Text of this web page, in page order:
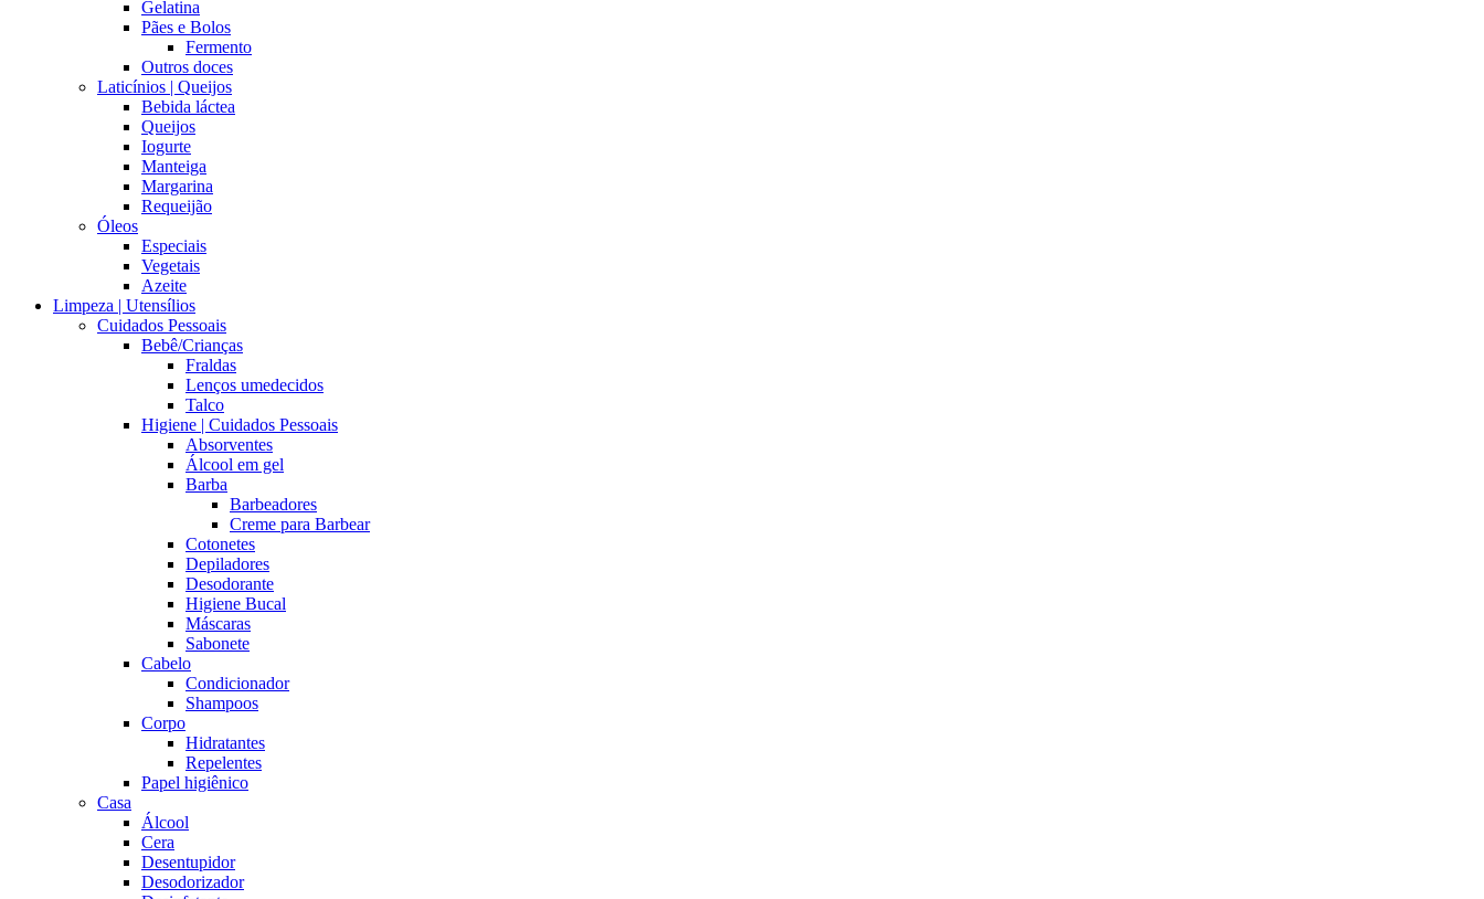
Gelatina
Pães e Bolos
Fermento
Outros doces
Laticínios | Queijos
Bebida láctea
Queijos
Iogurte
Manteiga
Margarina
Requeijão
Óleos
Especiais
Vegetais
Azeite
Limpeza | Utensílios
Cuidados Pessoais
Bebê/Crianças
Fraldas
Lenços umedecidos
Talco
Higiene | Cuidados Pessoais
Absorventes
Álcool em gel
Barba
Barbeadores
Creme para Barbear
Cotonetes
Depiladores
Desodorante
Higiene Bucal
Máscaras
Sabonete
Cabelo
Condicionador
Shampoos
Corpo
Hidratantes
Repelentes
Papel higiênico
Casa
Álcool
Cera
Desentupidor
Desodorizador